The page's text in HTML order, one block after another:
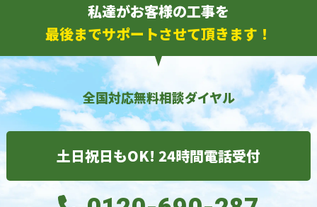
私達がお客様の工事を
最後までサポートさせて頂きます！
全国対応無料相談ダイヤル
土日祝日もOK! 24時間電話受付